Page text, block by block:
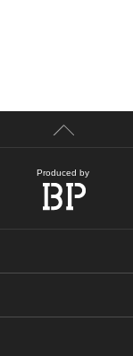
Produced by